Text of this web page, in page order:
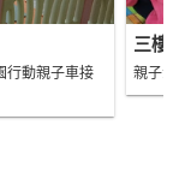
行動親子車接
三樓
親子活